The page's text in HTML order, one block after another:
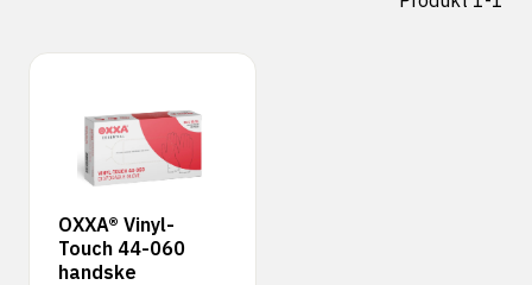
OXXA® Vinyl-
Touch 44-060
handske